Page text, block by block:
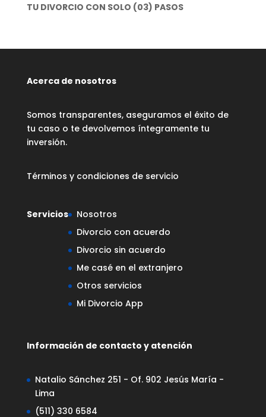
TU DIVORCIO CON SOLO (03) PASOS
Acerca de nosotros
Somos transparentes, aseguramos el éxito de
tu caso o te devolvemos íntegramente tu
inversión.
Términos y condiciones de servicio
Servicios
Nosotros
Divorcio con acuerdo
Divorcio sin acuerdo
Me casé en el extranjero
Otros servicios
Mi Divorcio App
Información de contacto y atención
Natalio Sánchez 251 - Of. 902 Jesús María -
Lima
(511) 330 6584